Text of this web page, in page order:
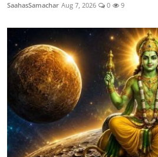
SaahasSamachar Aug 7, 2026 0 9